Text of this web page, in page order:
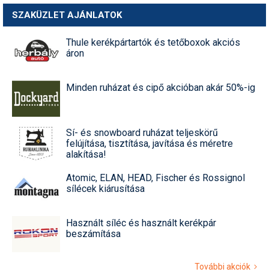
SZAKÜZLET AJÁNLATOK
Thule kerékpártartók és tetőboxok akciós
áron
Minden ruházat és cipő akcióban akár 50%-ig
Sí- és snowboard ruházat teljeskörű
felújítása, tisztítása, javítása és méretre
alakítása!
Atomic, ELAN, HEAD, Fischer és Rossignol
sílécek kiárusítása
Használt síléc és használt kerékpár
beszámítása
További akciók